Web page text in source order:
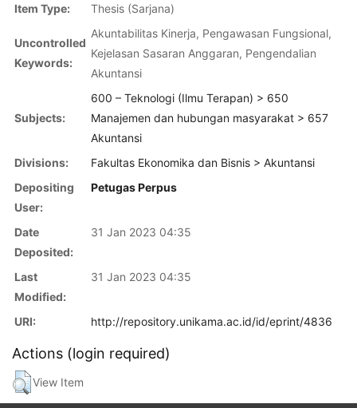
Item Type: Thesis (Sarjana)
Uncontrolled
Keywords:
Akuntabilitas Kinerja, Pengawasan Fungsional,
Kejelasan Sasaran Anggaran, Pengendalian
Akuntansi
Subjects:
600 – Teknologi (Ilmu Terapan) > 650
Manajemen dan hubungan masyarakat > 657
Akuntansi
Divisions:
Fakultas Ekonomika dan Bisnis > Akuntansi
Depositing
User:
Petugas Perpus
Date
Deposited:
31 Jan 2023 04:35
Last
Modified:
31 Jan 2023 04:35
URI: http://repository.unikama.ac.id/id/eprint/4836
Actions (login required)
View Item